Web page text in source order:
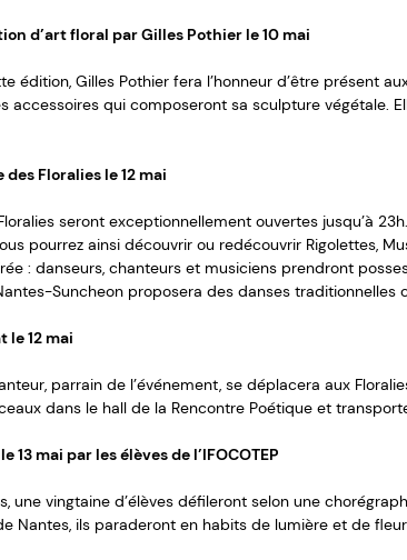
d’art floral par Gilles Pothier le 10 mai
édition, Gilles Pothier fera l’honneur d’être présent
accessoires qui composeront sa sculpture végétale.
Floralies le 12 mai
seront exceptionnellement ouvertes jusqu’à
pourrez ainsi découvrir ou redécouvrir Rigolettes,
: danseurs, chanteurs et musiciens prendront
Suncheon proposera des danses traditionnelles
le 12 mai
parrain de l’événement, se déplacera aux
dans le hall de la Rencontre Poétique et
13 mai par les élèves de l’IFOCOTEP
une vingtaine d’élèves défileront selon une
Nantes, ils paraderont en habits de lumière et de